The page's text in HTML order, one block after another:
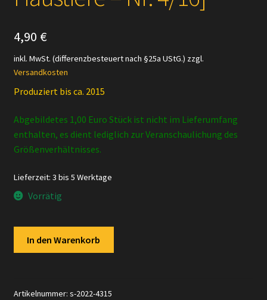
4,90 €
inkl. MwSt. (differenzbesteuert nach §25a UStG.) zzgl.
Versandkosten
Produziert bis ca. 2015
Abgebildetes 1,00 Euro Stück ist nicht im Lieferumfang
enthalten, es dient lediglich zur Veranschaulichung des
Größenverhältnisses.
Lieferzeit: 3 bis 5 Werktage
Vorrätig
[Die
In den Warenkorb
Artikelnummer: s-2022-4315